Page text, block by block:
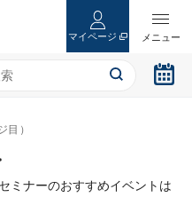
マイページ
目）
ミナーのおすすめイベントは